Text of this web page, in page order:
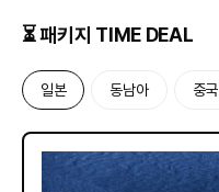
⏳ 패키지 TIME DEAL
일본 동남아 중국